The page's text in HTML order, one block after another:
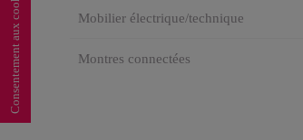
Mobilier électrique/technique
Montres connectées
Consentement aux cookies